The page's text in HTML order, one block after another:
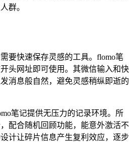
群。
要快速保存灵感的工具。flomo笔
头网址即可使用。其微信输入和快
消息般自然，避免灵感稍纵即逝的
笔记提供无压力的记录环境。所
配合随机回顾功能，能意外激活不
计让碎片信息产生复利效应，逐步